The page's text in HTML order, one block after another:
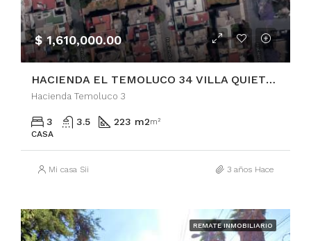
$ 1,610,000.00
HACIENDA EL TEMOLUCO 34 VILLA QUIETUD (COAPA) COYOACÁN
Hacienda Temoluco 3
3 3.5 223 m2m²
CASA
Mi casa Sii 3 años Hace
REMATE INMOBILIARIO